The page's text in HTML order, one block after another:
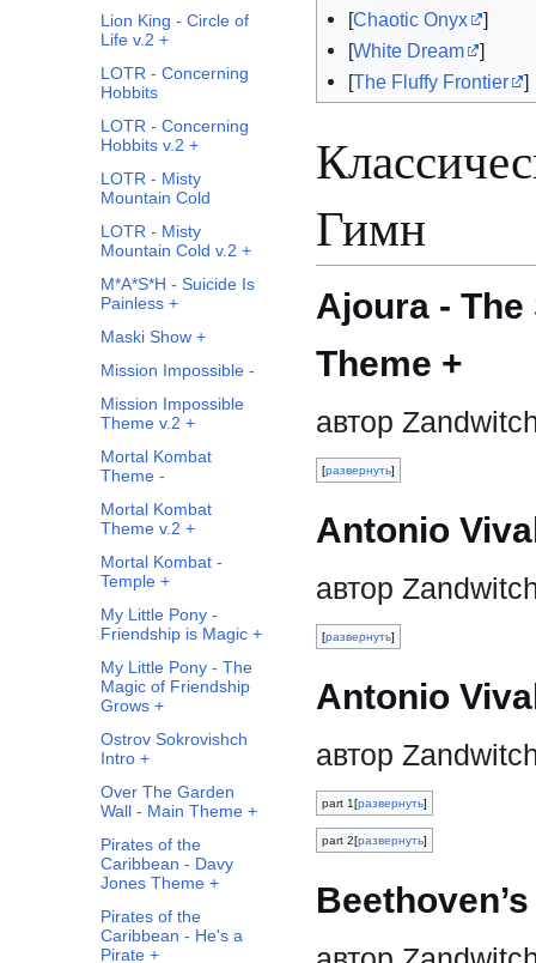
Lion King - Circle of
Life v.2 +
LOTR - Concerning
Hobbits
LOTR - Concerning
Hobbits v.2 +
LOTR - Misty
Mountain Cold
LOTR - Misty
Mountain Cold v.2 +
M*A*S*H - Suicide Is
Painless +
Maski Show +
Mission Impossible -
Mission Impossible
Theme v.2 +
Mortal Kombat
Theme -
Mortal Kombat
Theme v.2 +
Mortal Kombat -
Temple +
My Little Pony -
Friendship is Magic +
My Little Pony - The
Magic of Friendship
Grows +
Ostrov Sokrovishch
Intro +
Over The Garden
Wall - Main Theme +
Pirates of the
Caribbean - Davy
Jones Theme +
Pirates of the
Caribbean - He's a
Pirate +
[Chaotic Onyx
]
[White Dream
]
[The Fluffy Frontier ]
Гимн
Ajoura - The
Theme +
автор
развернуть
Antonio
автор
развернуть
Antonio
автор
развернуть
part 1
развернуть
part 2